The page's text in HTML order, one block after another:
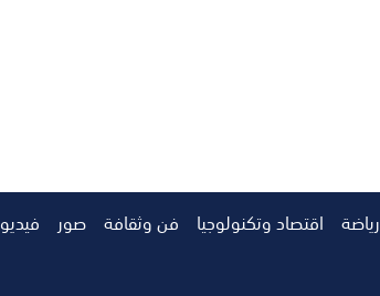
رياضة اقتصاد وتكنولوجيا فن وثقافة صور فيديو